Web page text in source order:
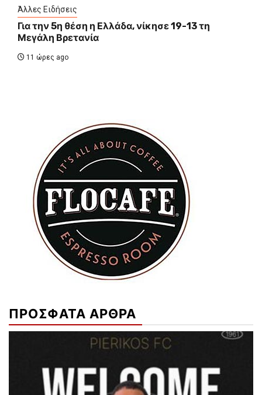
Άλλες Ειδήσεις
Για την 5η θέση η Ελλάδα, νίκησε 19-13 τη
Μεγάλη Βρετανία
11 ώρες ago
ΠΡΟΣΦΑΤΑ ΑΡΘΡΑ